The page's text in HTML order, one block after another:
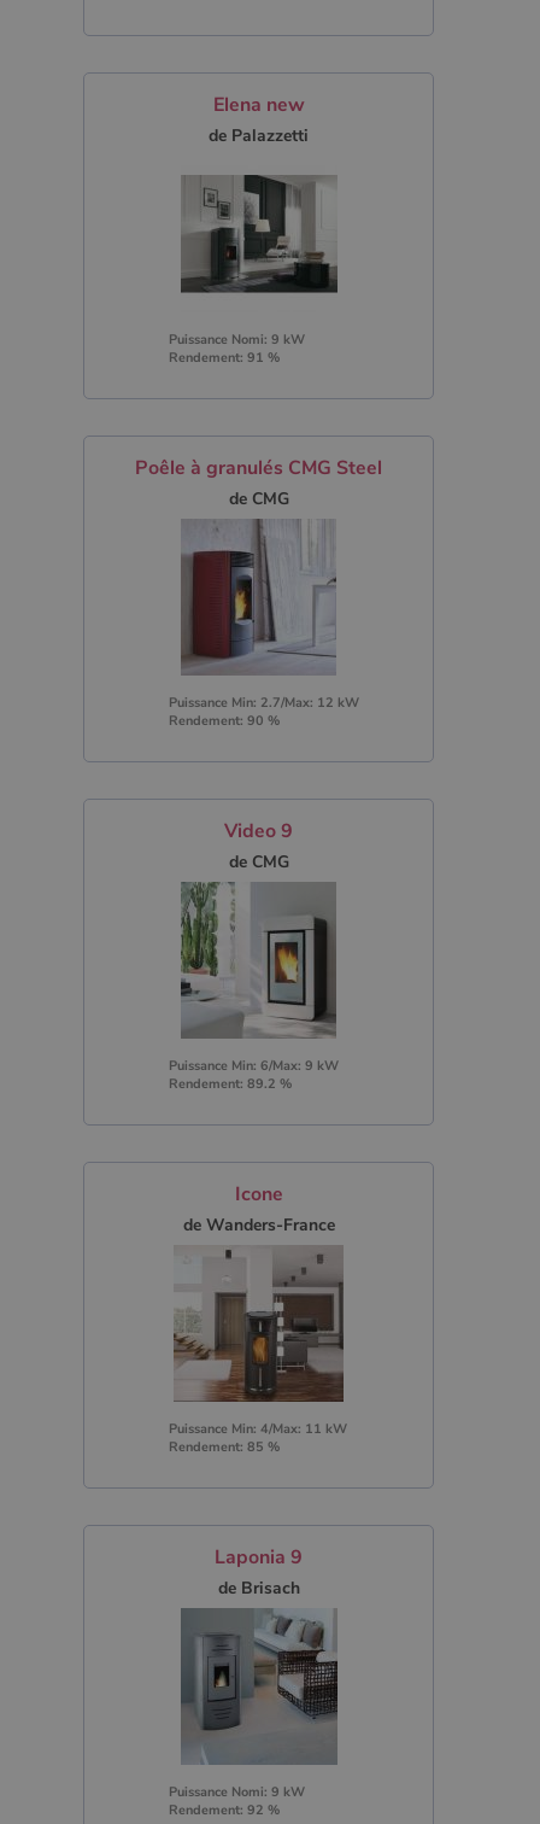
Elena new
de Palazzetti
Puissance Nomi: 9 kW
Rendement: 91 %
Poêle à granulés CMG Steel
de CMG
Puissance Min: 2.7/Max: 12 kW
Rendement: 90 %
Video 9
de CMG
Puissance Min: 6/Max: 9 kW
Rendement: 89.2 %
Icone
de Wanders-France
Puissance Min: 4/Max: 11 kW
Rendement: 85 %
Laponia 9
de Brisach
Puissance Nomi: 9 kW
Rendement: 92 %